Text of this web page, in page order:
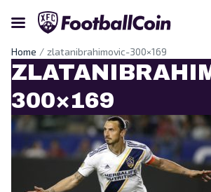
Home zlatanibrahimovic-300×169
300×169